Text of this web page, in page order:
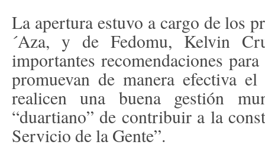
La apertura estuvo a cargo de los
´Aza, y de Fedomu, Kelvin
importantes recomendaciones
promuevan de manera efectiva
realicen una buena gestión
“duartiano” de contribuir a la
Servicio de la Gente”.